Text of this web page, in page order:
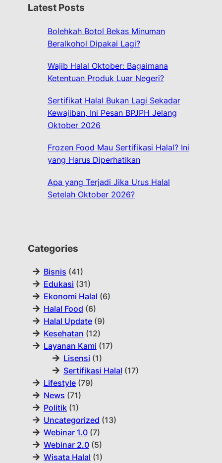
c
Latest Posts
Bolehkah Botol Bekas Minuman
Beralkohol Dipakai Lagi?
Wajib Halal Oktober: Bagaimana
Ketentuan Produk Luar Negeri?
Sertifikat Halal Bukan Lagi Sekadar
Kewajiban, Ini Pesan BPJPH Jelang
Oktober 2026
Frozen Food Mau Sertifikasi Halal? Ini
yang Harus Diperhatikan
Apa yang Terjadi Jika Urus Halal
Setelah Oktober 2026?
Categories
Bisnis (41)
Edukasi (31)
Ekonomi Halal (6)
Halal Food (6)
Halal Update(9)
Kesehatan (12)
Layanan Kami (17)
Lisensi (1)
Sertifikasi Halal (17)
Lifestyle(79)
News (71)
Politik(1)
Uncategorized (13)
Webinar 1.0(7)
Webinar 2.0(5)
Wisata Halal (1)